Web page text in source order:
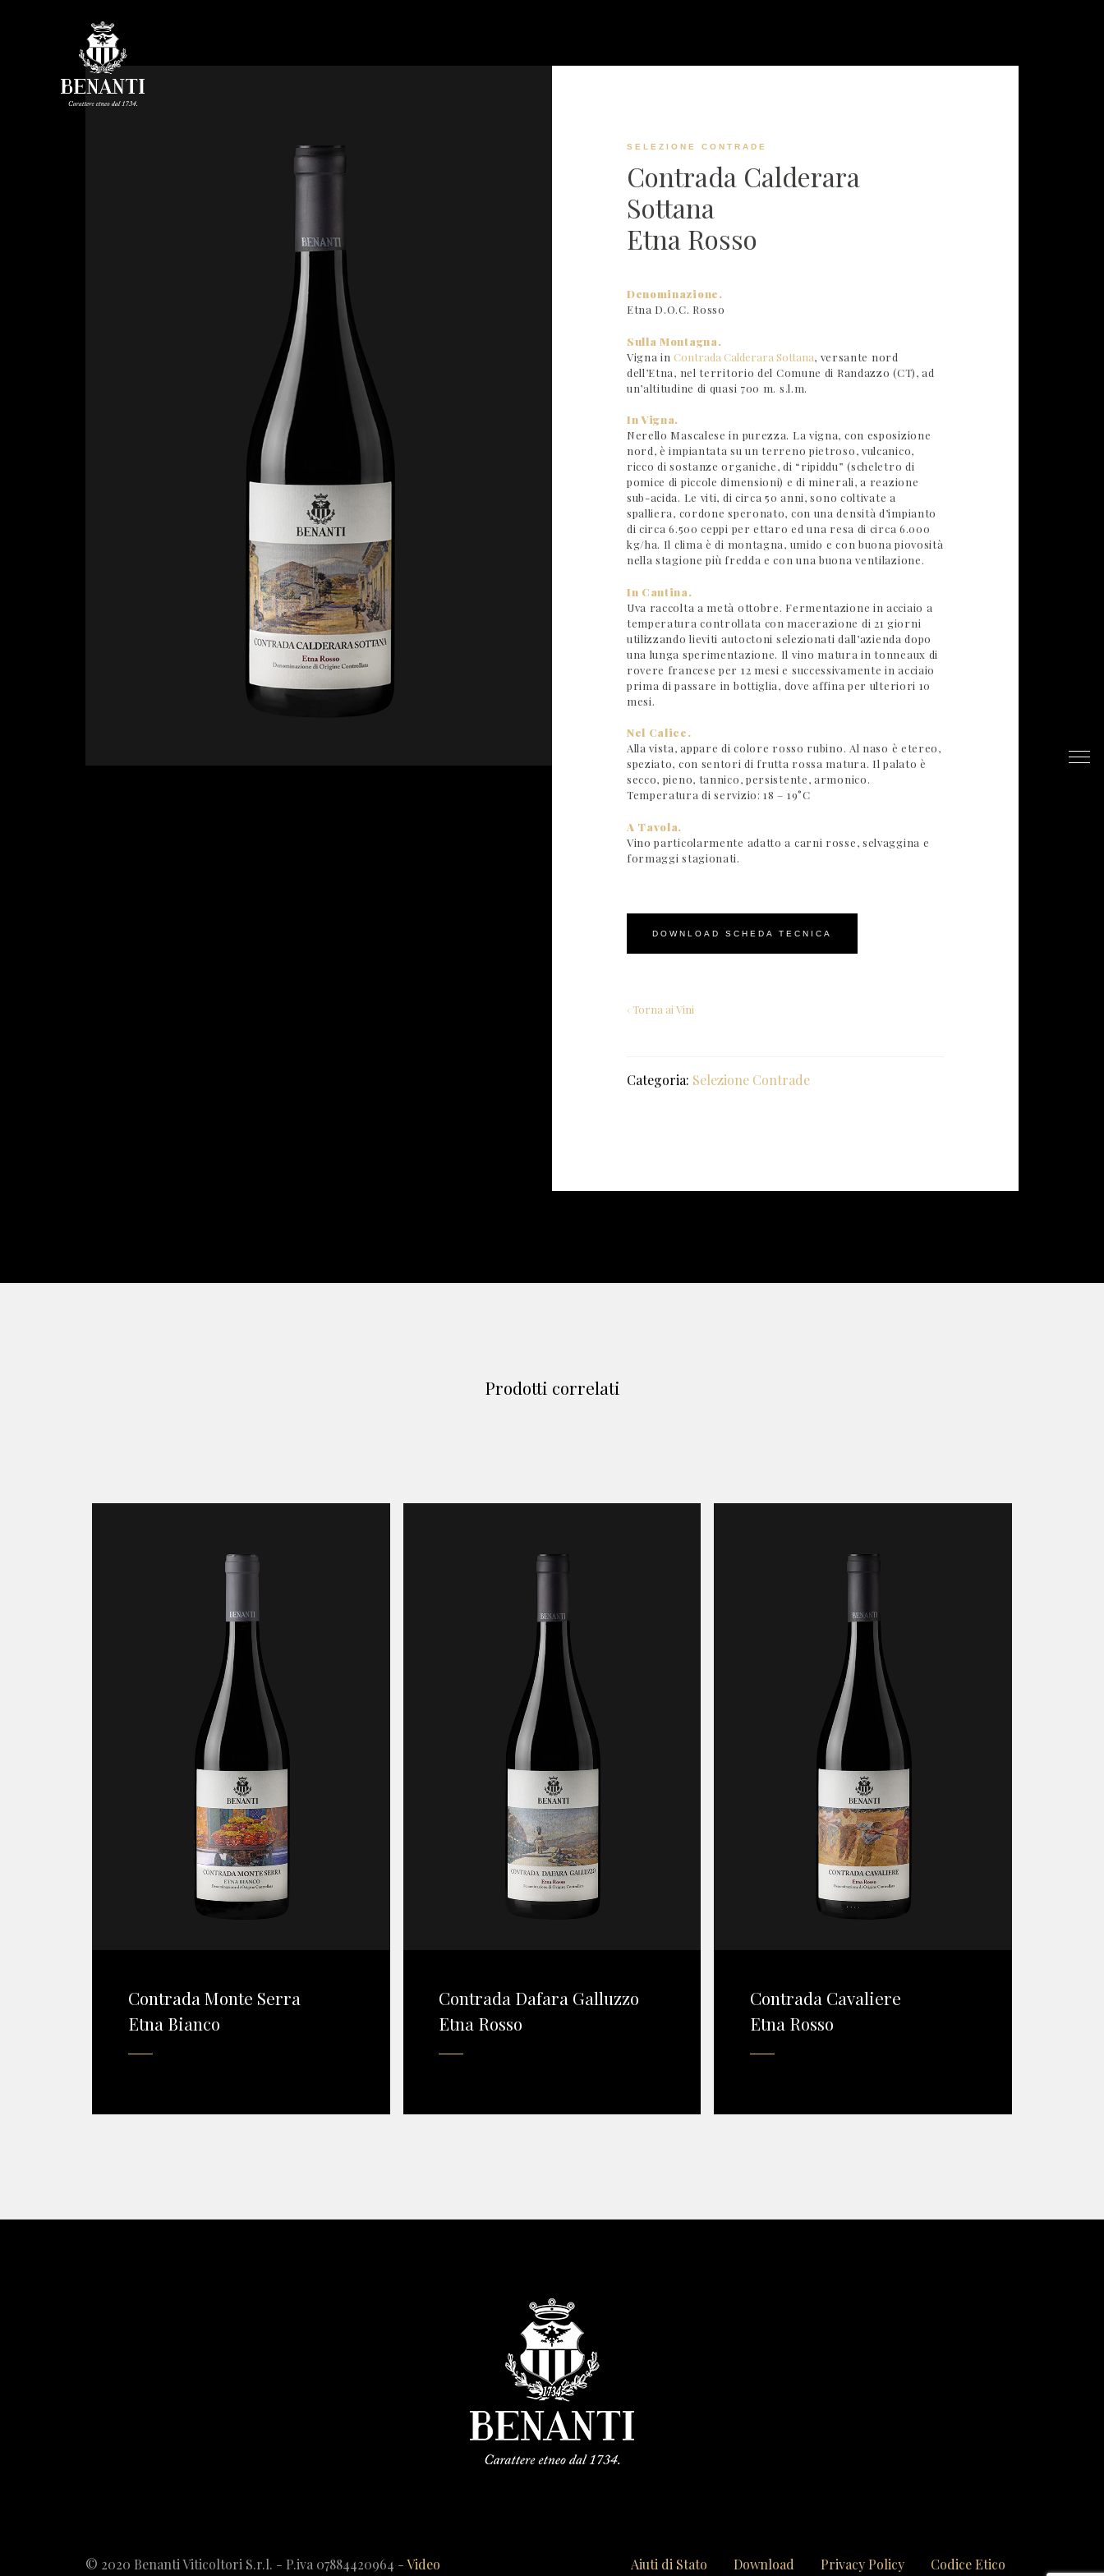
SELEZIONE CONTRADE
Contrada Calderara
Sottana
Etna Rosso
Denominazione.
Etna D.O.C. Rosso
Sulla Montagna.
Vigna inContrada Calderara Sottana, versante nord
dell’Etna, nel territorio del Comune di Randazzo (CT), ad
un’altitudine di quasi 700 m. s.l.m.
In Vigna.
Nerello Mascalese in purezza. La vigna, con esposizione
nord, è impiantata su un terreno pietroso, vulcanico,
ricco di sostanze organiche, di “ripiddu” (scheletro di
pomice di piccole dimensioni) e di minerali, a reazione
sub-acida. Le viti, di circa 50 anni, sono coltivate a
spalliera, cordone speronato, con una densità d’impianto
di circa 6.500 ceppi per ettaro ed una resa di circa 6.000
kg/ha. Il clima è di montagna, umido e con buona piovosità
nella stagione più fredda e con una buona ventilazione.
In Cantina.
Uva raccolta a metà ottobre. Fermentazione in acciaio a
temperatura controllata con macerazione di 21 giorni
utilizzando lieviti autoctoni selezionati dall’azienda dopo
una lunga sperimentazione. Il vino matura in tonneaux di
rovere francese per 12 mesi e successivamente in acciaio
prima di passare in bottiglia, dove affina per ulteriori 10
mesi.
Nel Calice.
Alla vista, appare di colore rosso rubino. Al naso è etereo,
speziato, con sentori di frutta rossa matura. Il palato è
secco, pieno, tannico, persistente, armonico.
Temperatura di servizio: 18 – 19°C
A Tavola.
Vino particolarmente adatto a carni rosse, selvaggina e
formaggi stagionati.
DOWNLOAD SCHEDA TECNICA
‹ Torna ai Vini
Categoria: Selezione Contrade
Prodotti correlati
Contrada Monte Serra
Etna Bianco
Contrada Dafara Galluzzo
Etna Rosso
Contrada Cavaliere
Etna Rosso
© 2020 Benanti Viticoltori S.r.l. - P.iva 07884420964 -Video Aiuti di Stato Download Privacy Policy Codice Etico